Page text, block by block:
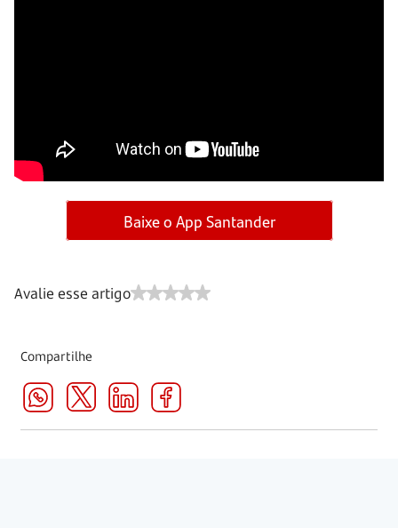
Baixe o App Santander
Avalie esse artigo
Compartilhe